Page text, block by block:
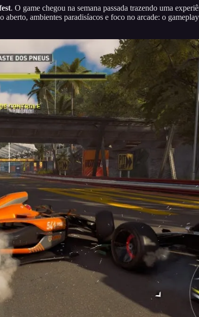
. O game chegou na semana passada trazendo uma
ambientes paradisíacos e foco no arcade: o